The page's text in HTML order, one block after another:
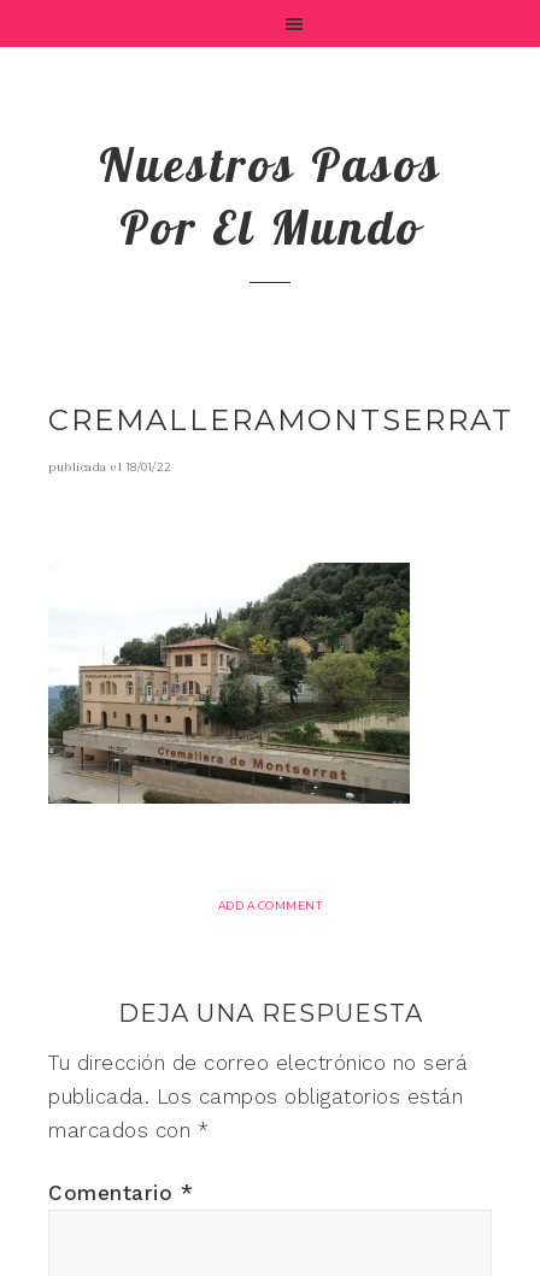
Nuestros Pasos
Por El Mundo
CREMALLERAMONTSERRAT
publicada el18/01/22
ADD A COMMENT
DEJA UNA RESPUESTA
Tu dirección de correo electrónico no será
publicada. Los campos obligatorios están
marcados con *
Comentario *